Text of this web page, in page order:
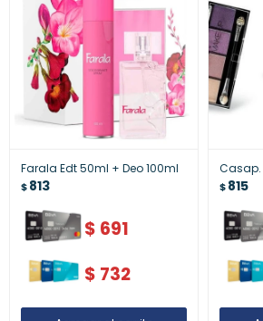
Farala Edt 50ml + Deo 100ml
$813
$ 691
$ 732
Casap.
$815